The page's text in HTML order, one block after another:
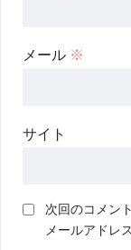
メール ※
サイト
次回のコメン
メールアドレ